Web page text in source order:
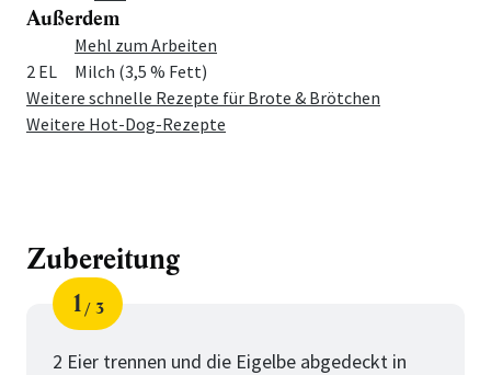
Außerdem
Zutat
Mehl zum Arbeiten
2 EL
Milch (3,5 % Fett)
Weitere schnelle Rezepte für Brote & Brötchen
Weitere Hot-Dog-Rezepte
Zubereitung
Schritt
1
von
3
2 Eier trennen und die Eigelbe abgedeckt in